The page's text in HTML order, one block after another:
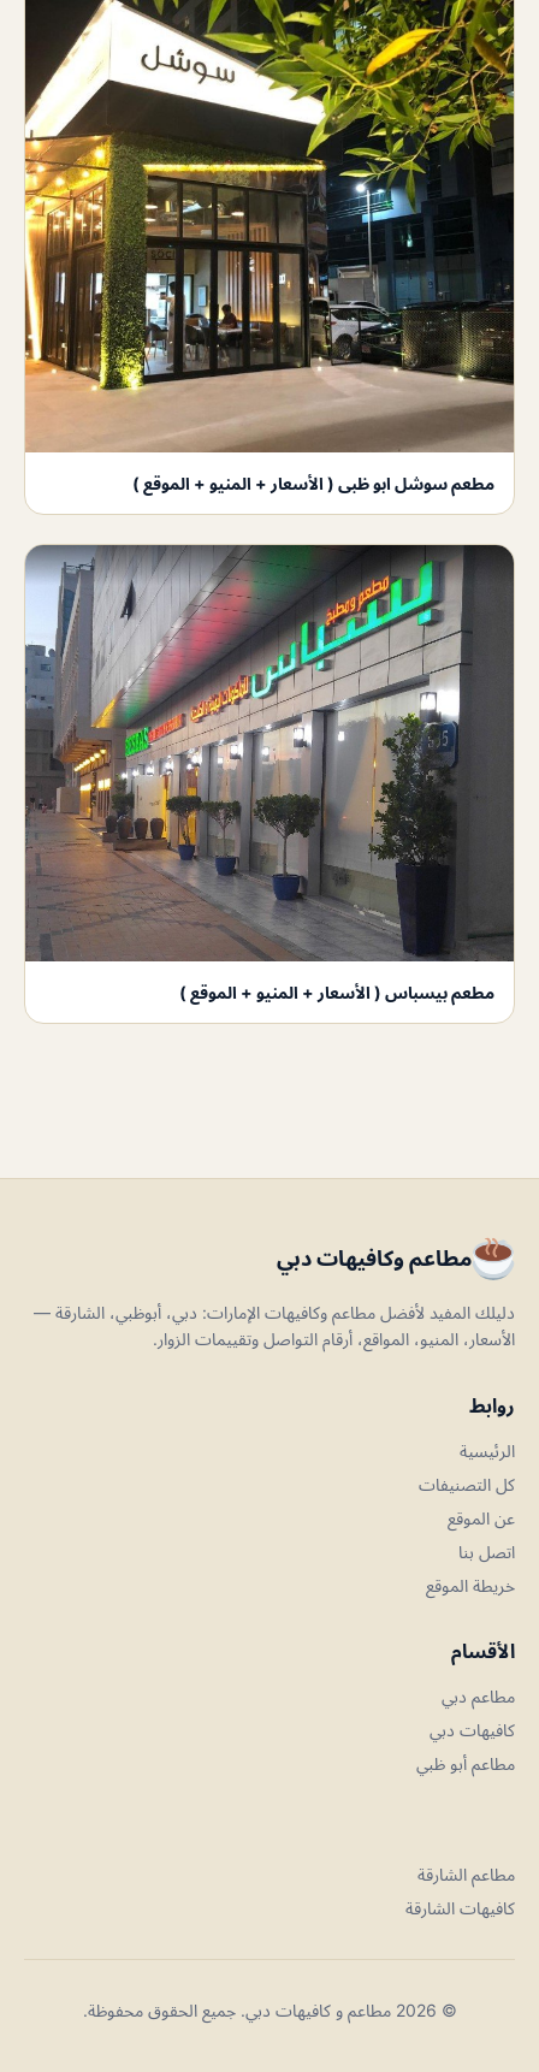
مطعم سوشل ابو ظبى ( الأسعار + المنيو + الموقع )
مطعم بيسباس ( الأسعار + المنيو + الموقع )
مطاعم وكافيهات دبي
دليلك المفيد لأفضل مطاعم وكافيهات الإمارات: دبي، أبوظبي، الشارقة —
الأسعار، المنيو، المواقع، أرقام التواصل وتقييمات الزوار.
روابط
الرئيسية
كل التصنيفات
عن الموقع
اتصل بنا
خريطة الموقع
الأقسام
مطاعم دبي
كافيهات دبي
مطاعم أبو ظبي
مطاعم الشارقة
كافيهات الشارقة
© 2026 مطاعم و كافيهات دبي. جميع الحقوق محفوظة.